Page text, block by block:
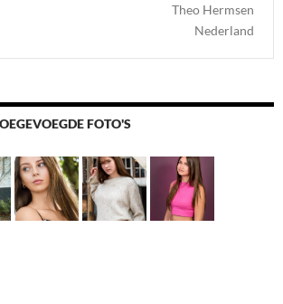
Theo Hermsen
Nederland
FOTO'S